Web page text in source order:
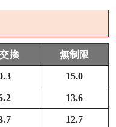
換 無制限
15.0
13.6
12.7